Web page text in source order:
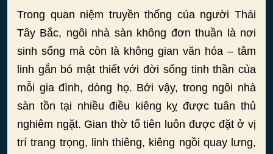
Trong quan niệm truyền thống của người Thái
Tây Bắc, ngôi nhà sàn không đơn thuần là nơi
sinh sống mà còn là không gian văn hóa – tâm
linh gắn bó mật thiết với đời sống tinh thần của
mỗi gia đình, dòng họ. Bởi vậy, trong ngôi nhà
sàn tồn tại nhiều điều kiêng kỵ được tuân thủ
nghiêm ngặt. Gian thờ tổ tiên luôn được đặt ở vị
trí trang trọng, linh thiêng, kiêng ngồi quay lưng,